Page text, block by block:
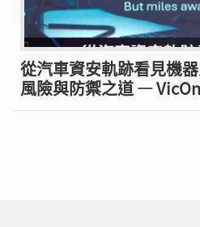
從汽車資安軌跡看見機
風險與防禦之道 —